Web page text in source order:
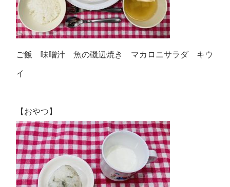
ご飯 味噌汁 魚の磯辺焼き マカロニサラダ キウ
イ
【おやつ】